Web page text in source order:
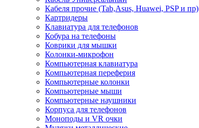
Кабеля прочие (Tab,Asus, Huawei, PSP и пр)
Картридеры
Клавиатура для телефонов
Кобура на телефоны
Коврики для мышки
Колонки-микрофон
Компьютерная клавиатура
Компьютерная переферия
Компьютерные колонки
Компьютерные мыши
Компьютерные наушники
Корпуса для телефонов
Моноподы и VR очки